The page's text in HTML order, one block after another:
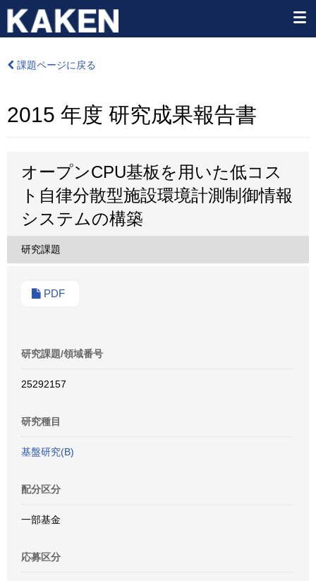
課題ページに戻る
2015 年度 研究成果報告書
オープンCPU基板を用いた低コス
ト自律分散型施設環境計測制御情報
システムの構築
研究課題
PDF
研究課題/領域番号
25292157
研究種目
基盤研究(B)
配分区分
一部基金
応募区分